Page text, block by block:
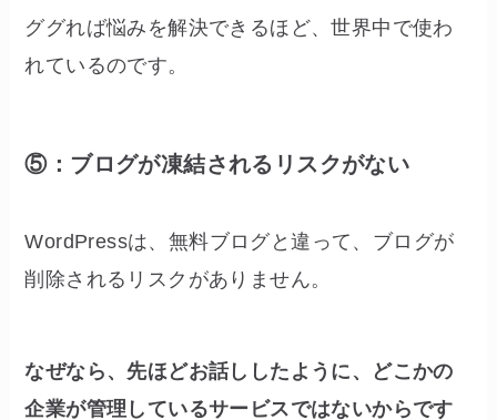
ググれば悩みを解決できるほど、世界中で使わ
れているのです。
⑤：ブログが凍結されるリスクがない
WordPressは、無料ブログと違って、ブログが
削除されるリスクがありません。
なぜなら、先ほどお話ししたように、どこかの
企業が管理しているサービスではないからです